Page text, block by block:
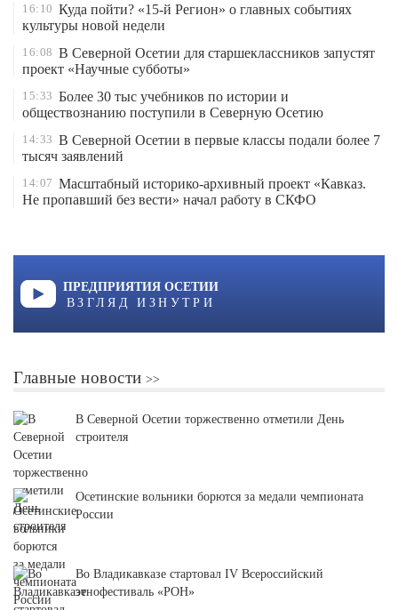
16:10 Куда пойти? «15-й Регион» о главных событиях
культуры новой недели
16:08 В Северной Осетии для старшеклассников запустят
проект «Научные субботы»
15:33 Более 30 тыс учебников по истории и
обществознанию поступили в Северную Осетию
14:33 В Северной Осетии в первые классы подали более 7
тысяч заявлений
14:07 Масштабный историко-архивный проект «Кавказ.
Не пропавший без вести» начал работу в СКФО
ПРЕДПРИЯТИЯ ОСЕТИИ
ВЗГЛЯД ИЗНУТРИ
Главные новости
В Северной Осетии торжественно отметили День
строителя
Осетинские вольники борются за медали чемпионата
России
Во Владикавказе стартовал IV Всероссийский
этнофестиваль «РОН»